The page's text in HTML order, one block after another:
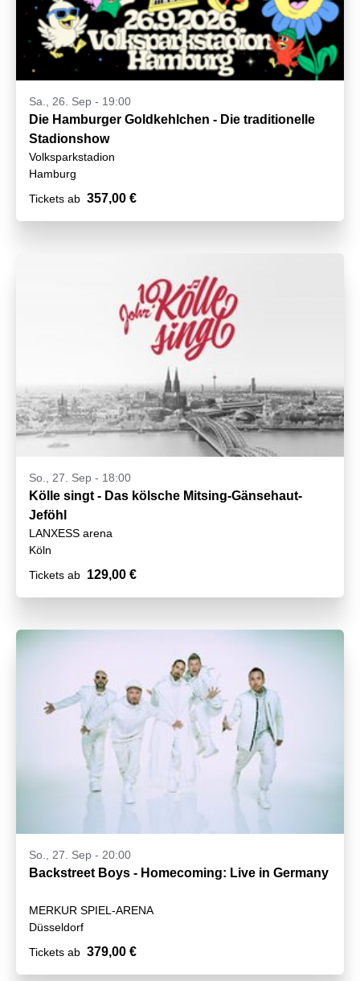
Sa., 26. Sep - 19:00
Die Hamburger Goldkehlchen - Die traditionelle
Stadionshow
Volksparkstadion
Hamburg
Tickets ab 357,00 €
So., 27. Sep - 18:00
Kölle singt - Das kölsche Mitsing-Gänsehaut-
Jeföhl
LANXESS arena
Köln
Tickets ab 129,00 €
So., 27. Sep - 20:00
Backstreet Boys - Homecoming: Live in Germany
MERKUR SPIEL-ARENA
Düsseldorf
Tickets ab 379,00 €